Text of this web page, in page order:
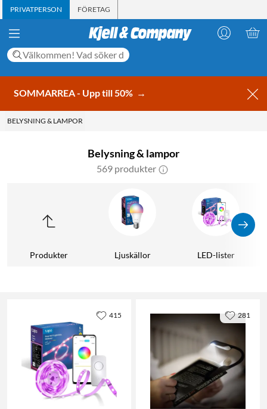
PRIVATPERSON FÖRETAG
SOMMARREA - Upp till 50% →
BELYSNING & LAMPOR
Belysning & lampor
569 produkter
Produkter Ljuskällor LED-lister
415 281